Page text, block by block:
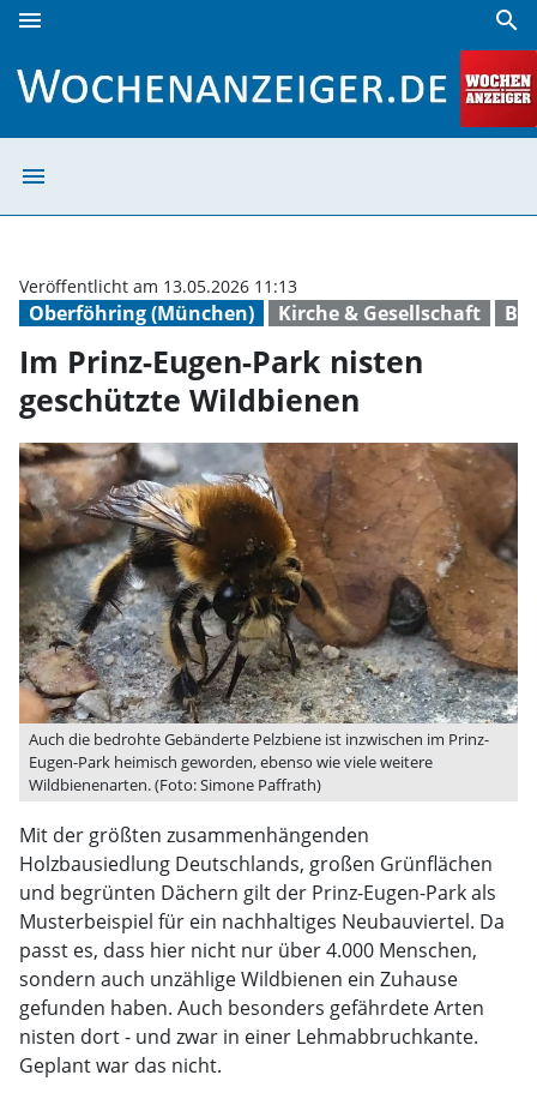
menu search
menu
Oberföhring (München) Kirche & Gesellschaft
Veröffentlicht am 13.05.2026 11:13
Im Prinz-Eugen-Park nisten
geschützte Wildbienen
Auch die bedrohte Gebänderte Pelzbiene ist inzwischen im Prinz-
Eugen-Park heimisch geworden, ebenso wie viele weitere
Wildbienenarten. (Foto: Simone Paffrath)
Mit der größten zusammenhängenden
Holzbausiedlung Deutschlands, großen Grünflächen
und begrünten Dächern gilt der Prinz-Eugen-Park als
Musterbeispiel für ein nachhaltiges Neubauviertel. Da
passt es, dass hier nicht nur über 4.000 Menschen,
sondern auch unzählige Wildbienen ein Zuhause
gefunden haben. Auch besonders gefährdete Arten
nisten dort - und zwar in einer Lehmabbruchkante.
Geplant war das nicht.